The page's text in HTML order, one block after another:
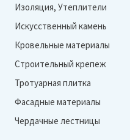
Изоляция, Утеплители
Искусственный камень
Кровельные материалы
Строительный крепеж
Тротуарная плитка
Фасадные материалы
Чердачные лестницы